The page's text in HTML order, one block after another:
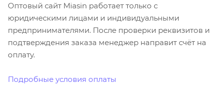
Оптовый сайт Miasin работает только с
юридическими лицами и индивидуальными
предпринимателями. После проверки реквизитов и
подтверждения заказа менеджер направит счёт на
оплату.
Подробные условия оплаты